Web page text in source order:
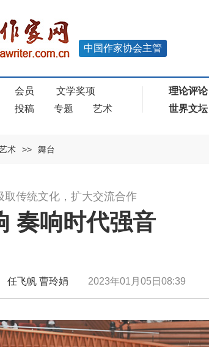
中国作家协会主管
会员
文学奖项
投稿 专题 艺术
理论评论
世界文坛
术 >> 舞台
取传统文化，扩大交流合作
奏响时代强音
任飞帆 曹玲娟 2023年01月05日08:39